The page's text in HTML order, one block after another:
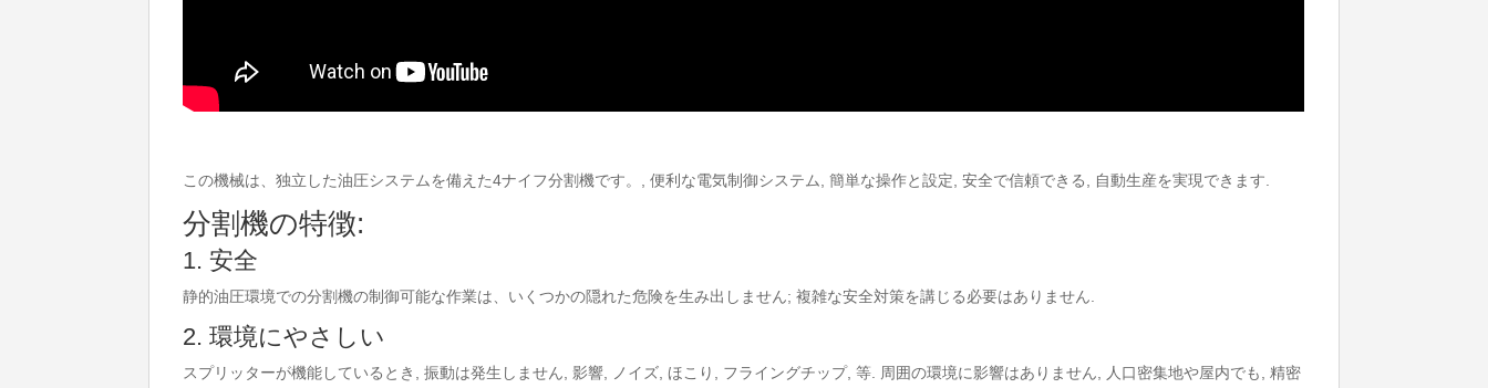
この機械は、独立した油圧システムを備えた4ナイフ分割機です。, 便利な電気制御システム, 簡単な操作と設定, 安全で信頼できる, 自動生産を実現できます.
分割機の特徴:
1. 安全
静的油圧環境での分割機の制御可能な作業は、いくつかの隠れた危険を生み出しません; 複雑な安全対策を講じる必要はありません.
2. 環境にやさしい
スプリッターが機能しているとき, 振動は発生しません, 影響, ノイズ, ほこり, フライングチップ, 等. 周囲の環境に影響はありません, 人口密集地や屋内でも, 精密